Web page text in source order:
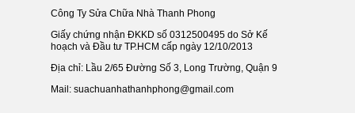
Công Ty Sửa Chữa Nhà Thanh Phong
Giấy chứng nhận ĐKKD số 0312500495 do Sở Kế
hoạch và Đầu tư TP.HCM cấp ngày 12/10/2013
Địa chỉ: Lầu 2/65 Đường Số 3, Long Trường, Quận 9
Mail: suachuanhathanhphong@gmail.com